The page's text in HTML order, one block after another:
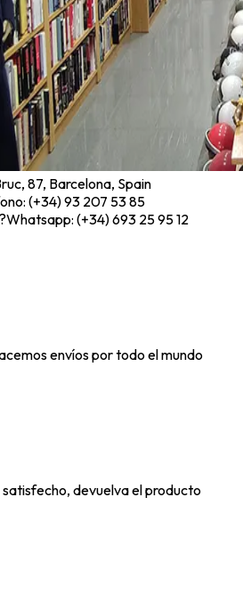
87, Barcelona, Spain
(+34) 93 207 53 85
Whatsapp: (+34) 693 25 95 12
envíos por todo el mundo
satisfecho, devuelva el producto